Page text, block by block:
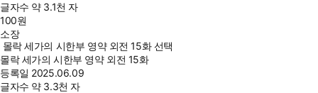
글자수 약 3.1천 자
100원
소장
몰락 세가의 시한부 영약 외전 15화 선택
몰락 세가의 시한부 영약 외전 15화
등록일 2025.06.09
글자수 약 3.3천 자